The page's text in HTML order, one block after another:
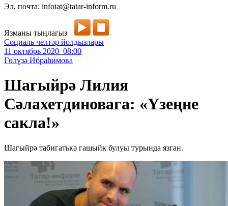
Эл. почта: infotat@tatar-inform.ru
Язманы тыңлагыз
Социаль челтәр йолдызлары
11 октябрь 2020 08:00
Гөлүзә Ибраһимова
Шагыйрә Лилия
Сәлахетдиновага: «Үзеңне
сакла!»
Шагыйрә табигатькә гашыйк булуы турында язган.